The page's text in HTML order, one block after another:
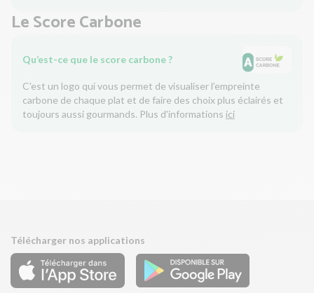
Le Score Carbone
Qu’est-ce que le score carbone ?
C'est un logo qui vous permet de visualiser l’empreinte
carbone de chaque plat et de faire des choix plus éclairés et
toujours aussi gourmands. Plus d'informations ici
Télécharger nos applications